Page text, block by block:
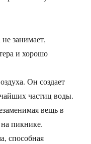
занимает,
и хорошо
Он создает
частиц воды.
вещь в
пикнике.
способная